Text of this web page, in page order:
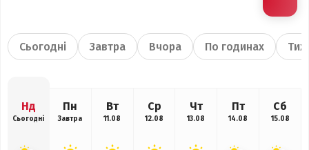
Сьогодні Завтра Вчора По годинах
Нд
Сьогодні
Пн
Завтра
Вт
11.08
Ср
12.08
Чт
13.08
Пт
14.08
Сб
15.08